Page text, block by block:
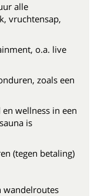
alle
vruchtensap,
o.a. live
zoals een
wellness in een
is
(tegen betaling)
wandelroutes